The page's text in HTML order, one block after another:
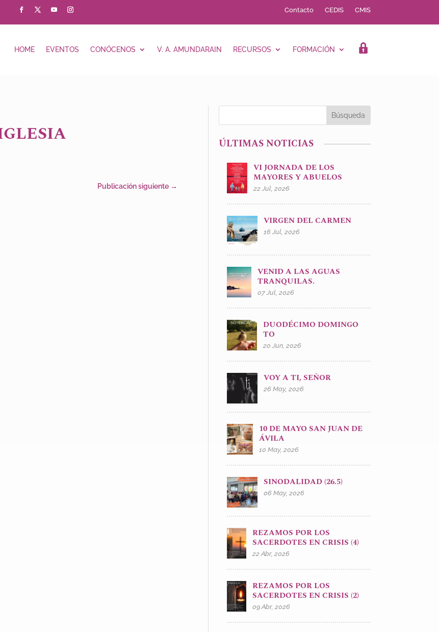
Contacto CEDIS CMIS
HOME EVENTOS CONÓCENOS V. A. AMUNDARAIN RECURSOS FORMACIÓN LOGIN
Publicación siguiente →
ÚLTIMAS NOTICIAS
VI JORNADA DE LOS
MAYORES Y ABUELOS
22 Jul, 2026
VIRGEN DEL CARMEN
16 Jul, 2026
VENID A LAS AGUAS
TRANQUILAS.
07 Jul, 2026
DUODÉCIMO DOMINGO
TO
20 Jun, 2026
VOY A TI, SEÑOR
26 May, 2026
10 DE MAYO SAN JUAN DE
ÁVILA
10 May, 2026
SINODALIDAD (26.5)
06 May, 2026
REZAMOS POR LOS
SACERDOTES EN CRISIS (4)
22 Abr, 2026
REZAMOS POR LOS
SACERDOTES EN CRISIS (2)
09 Abr, 2026